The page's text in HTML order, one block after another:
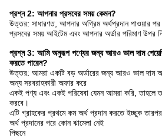
প্রশ্ন 2: আপনার প্রসবের সময় কেমন?
উত্তর: সাধারণত, আপনার অগ্রিম অর্থপ্রদান পাওয়ার পর
প্রসবের সময় আইটেম এবং আপনার অর্ডার পরিমাণ উপর
প্রশ্ন 3: আমি অনুরূপ পণ্যের জন্য আরও ভাল দাম
করতে পারেন?
উত্তর: আমরা একটি বড় অর্ডারের জন্য আরও ভাল দাম
অন্য সরবরাহকারী অফার করে
একই পণ্য এবং একই পরিষেবা যেমন আমরা করি, তাহলে
করবে।
এটি গ্রাহকের প্রথমে কম অর্থ প্রদান করতে ইচ্ছুক
অর্থ প্রদানের পরে কোন ঝামেলা নেই
পিছনে